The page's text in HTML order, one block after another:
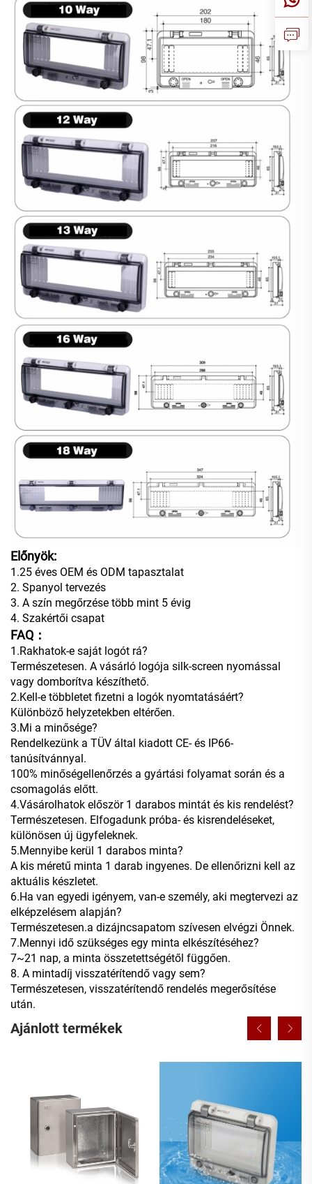
Előnyök:
1.25 éves OEM és ODM tapasztalat
2. Spanyol tervezés
3. A szín megőrzése több mint 5 évig
4. Szakértői csapat
FAQ：
1.Rakhatok-e saját logót rá?
Természetesen. A vásárló logója silk-screen nyomással
vagy domborítva készíthető.
2.Kell-e többletet fizetni a logók nyomtatásáért?
Különböző helyzetekben eltérően.
3.Mi a minősége?
Rendelkezünk a TÜV által kiadott CE- és IP66-
tanúsítvánnyal.
100% minőségellenőrzés a gyártási folyamat során és a
csomagolás előtt.
4.Vásárolhatok először 1 darabos mintát és kis rendelést?
Természetesen. Elfogadunk próba- és kisrendeléseket,
különösen új ügyfeleknek.
5.Mennyibe kerül 1 darabos minta?
A kis méretű minta 1 darab ingyenes. De ellenőrizni kell az
aktuális készletet.
6.Ha van egyedi igényem, van-e személy, aki megtervezi az
elképzelésem alapján?
Természetesen.a dizájncsapatom szívesen elvégzi Önnek.
7.Mennyi idő szükséges egy minta elkészítéséhez?
7~21 nap, a minta összetettségétől függően.
8. A mintadíj visszatérítendő vagy sem?
Természetesen, visszatérítendő rendelés megerősítése
után.
Ajánlott termékek